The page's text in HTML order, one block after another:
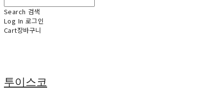
Search 검색
Log In 로그인
Cart장바구니
투이스코